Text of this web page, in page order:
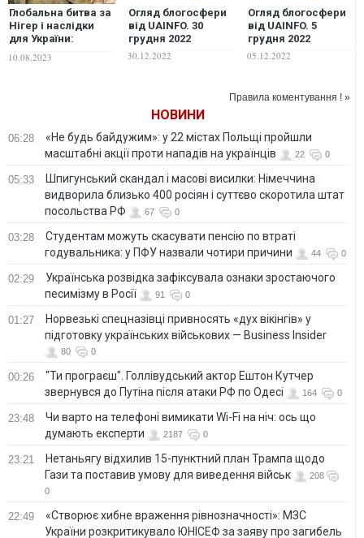
Глобальна битва за
Нігер і наслідки
для України:
чому Кремлю
10.08.2023
Огляд блогосфери
від UAINFO. 30
грудня 2022
30.12.2022
Огляд блогосфери
від UAINFO. 5
грудня 2022
05.12.2022
Правила коментування ! »
НОВИНИ
06:28
«Не будь байдужим»: у 22 містах Польщі пройшли
масштабні акції проти нападів на українців
22 0
05:33
Шпигунський скандал і масові висилки: Німеччина
видворила близько 400 росіян і суттєво скоротила штат
посольства РФ
67 0
03:28
Студентам можуть скасувати пенсію по втраті
годувальника: у ПФУ назвали чотири причини
44 0
02:29
Українська розвідка зафіксувала ознаки зростаючого
песимізму в Росії
91 0
01:27
Норвезькі спецназівці привносять «дух вікінгів» у
підготовку українських військових — Business Insider
80 0
00:26
"Ти програєш". Голлівудський актор Ештон Кутчер
звернувся до Путіна після атаки РФ по Одесі
164 0
23:48
Чи варто на телефонi вимикати Wi-Fi на ніч: ось що
думають експерти
2187 0
23:21
Нетаньягу відхилив 15-пунктний план Трампа щодо
Гази та поставив умову для виведення військ
208
0
22:49
«Створює хибне враження рівнозначності»: МЗС
України розкритикувало ЮНІСЕФ за заяву про загибель